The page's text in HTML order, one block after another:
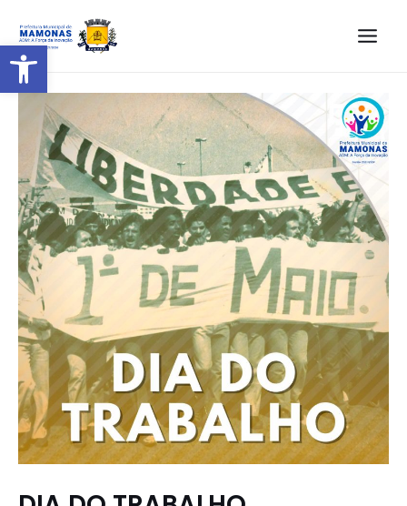
Barra de Ferramentas Aberta